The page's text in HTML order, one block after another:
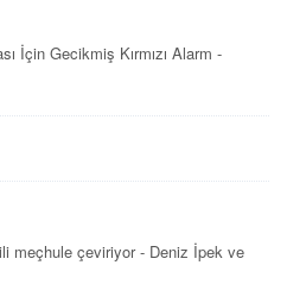
İçin Gecikmiş Kırmızı Alarm -
meçhule çeviriyor - Deniz İpek ve